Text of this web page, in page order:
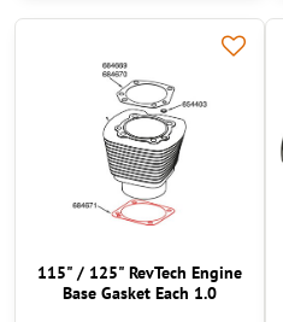
115" / 125" RevTech Engine
Base Gasket Each 1.0